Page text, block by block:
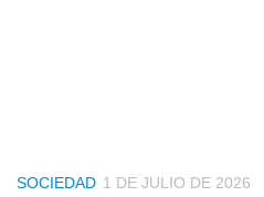
SOCIEDAD 1 DE JULIO DE 2026